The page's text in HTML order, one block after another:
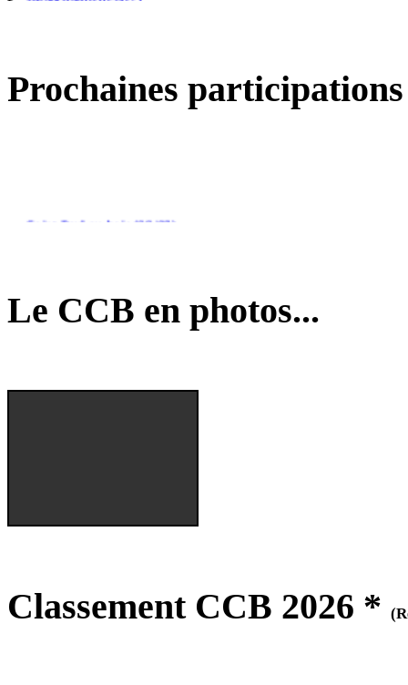
Prochaines participations
Saint Paul au bois (09/08)
Le CCB en photos...
Classement CCB 2026 *